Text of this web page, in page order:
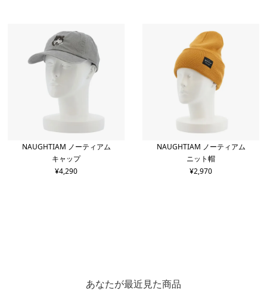
NAUGHTIAM ノーティアム
キャップ
¥4,290
NAUGHTIAM ノーティアム
ニット帽
¥2,970
あなたが最近見た商品